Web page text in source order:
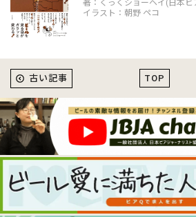
著：くっくショーヘイ(日本ビ
イラスト：朝野 ペコ
TOP
古い記事